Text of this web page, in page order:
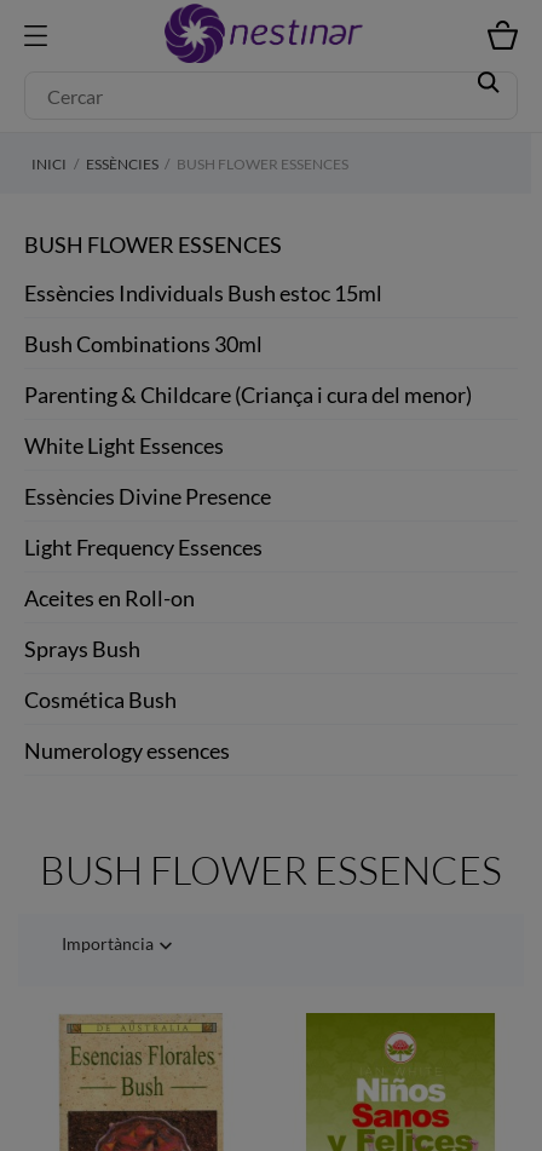
INICI ESSÈNCIES BUSH FLOWER ESSENCES
BUSH FLOWER ESSENCES
Essències Individuals Bush estoc 15ml
Bush Combinations 30ml
Parenting & Childcare (Criança i cura del menor)
White Light Essences
Essències Divine Presence
Light Frequency Essences
Aceites en Roll-on
Sprays Bush
Cosmética Bush
Numerology essences
BUSH FLOWER ESSENCES
Importància 